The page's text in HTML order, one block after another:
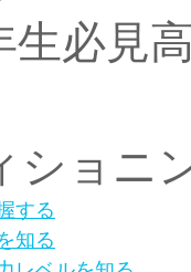
肉離れ なお整骨院
生必見
ル
ショニ
する
知る